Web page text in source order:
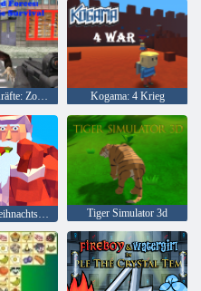
Maskierte Kräfte: Zombie-Überleben Kogama: 4 Krieg
Kogama: Weihnachtsparkour Tiger Simulator 3d